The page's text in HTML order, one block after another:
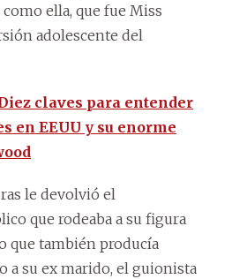
ella, que fue Miss
adolescente del
claves para entender
en EEUU y su enorme
le devolvió el
que rodeaba a su figura
que también producía
a su ex marido, el guionista